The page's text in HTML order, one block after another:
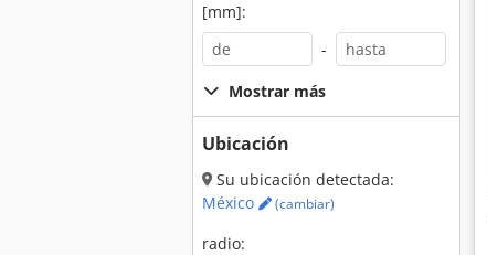
[mm]:
-
Mostrar más
Ubicación
Su ubicación detectada:
México
(cambiar)
radio: